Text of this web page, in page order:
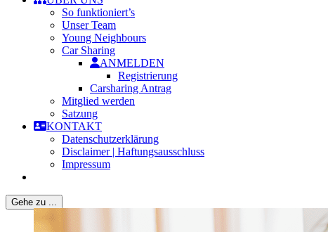
So funktioniert’s
Unser Team
Young Neighbours
Car Sharing
ANMELDEN
Registrierung
Carsharing Antrag
Mitglied werden
Satzung
KONTAKT
Datenschutzerklärung
Disclaimer | Haftungsausschluss
Impressum
Gehe zu ...